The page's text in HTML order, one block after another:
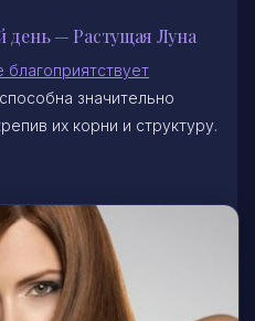
день — Растущая Луна
благоприятствует
значительно
их корни и структуру.